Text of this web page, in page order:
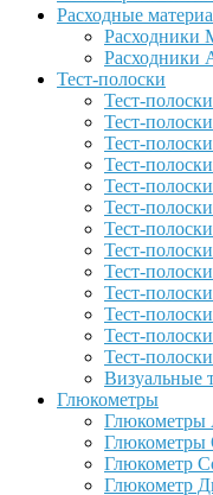
Расходные
Расходники
Расходники
Тест-полоски
Тест-
Тест-
Тест-
Тест-
Тест-
Тест-
Тест-
Тест-
Тест-
Тест-
Тест-
Тест-
Тест-
Визуальные
Глюкометры
Глюкометры
Глюкометры
Глюкометр
Глюкометр